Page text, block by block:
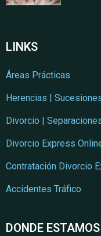
LINKS
Áreas Prácticas
Herencias |
Divorcio |
Divorcio Express
Contratación Divorcio
Accidentes Tráfico
DONDE ESTAMOS